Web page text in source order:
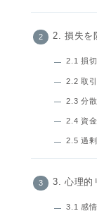
2. 損失を
2.1 損
2.2 取
2.3 分
2.4 資
2.5 過
3. 心理的
3.1 感